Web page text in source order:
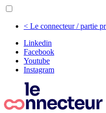
< Le connecteur / partie
Linkedin
Facebook
Youtube
Instagram